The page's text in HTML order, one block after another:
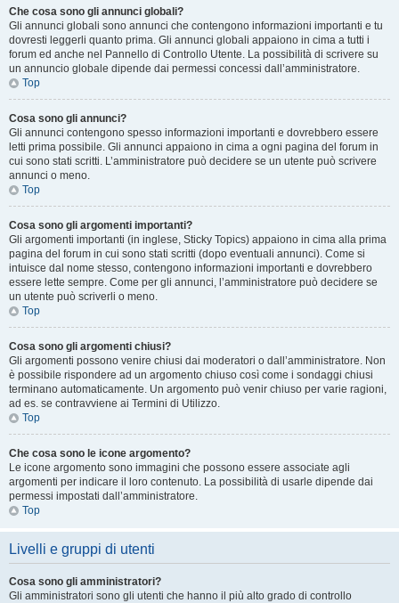
Che cosa sono gli annunci globali?
Gli annunci globali sono annunci che contengono informazioni importanti e tu
dovresti leggerli quanto prima. Gli annunci globali appaiono in cima a tutti i
forum ed anche nel Pannello di Controllo Utente. La possibilità di scrivere su
un annuncio globale dipende dai permessi concessi dall’amministratore.
Top
Cosa sono gli annunci?
Gli annunci contengono spesso informazioni importanti e dovrebbero essere
letti prima possibile. Gli annunci appaiono in cima a ogni pagina del forum in
cui sono stati scritti. L’amministratore può decidere se un utente può scrivere
annunci o meno.
Top
Cosa sono gli argomenti importanti?
Gli argomenti importanti (in inglese, Sticky Topics) appaiono in cima alla prima
pagina del forum in cui sono stati scritti (dopo eventuali annunci). Come si
intuisce dal nome stesso, contengono informazioni importanti e dovrebbero
essere lette sempre. Come per gli annunci, l’amministratore può decidere se
un utente può scriverli o meno.
Top
Cosa sono gli argomenti chiusi?
Gli argomenti possono venire chiusi dai moderatori o dall’amministratore. Non
è possibile rispondere ad un argomento chiuso così come i sondaggi chiusi
terminano automaticamente. Un argomento può venir chiuso per varie ragioni,
ad es. se contravviene ai Termini di Utilizzo.
Top
Che cosa sono le icone argomento?
Le icone argomento sono immagini che possono essere associate agli
argomenti per indicare il loro contenuto. La possibilità di usarle dipende dai
permessi impostati dall’amministratore.
Top
Livelli e gruppi di utenti
Cosa sono gli amministratori?
Gli amministratori sono gli utenti che hanno il più alto grado di controllo